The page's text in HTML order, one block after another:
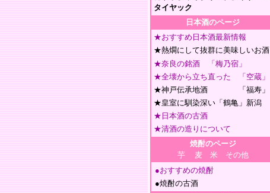
タイヤック
日本酒のページ
★おすすめ日本酒最新情報
★熱燗にして抜群に美味しいお酒
★奈良の銘酒 「梅乃宿」
★全壊から立ち直った 「空蔵」
★神戸伝承地酒 「福寿」
★皇室に馴染深い「鶴亀」新潟
★日本酒の古酒
★清酒の造りについて
焼酎のページ
芋
麦 米 その他
●おすすめの焼酎
●焼酎の古酒